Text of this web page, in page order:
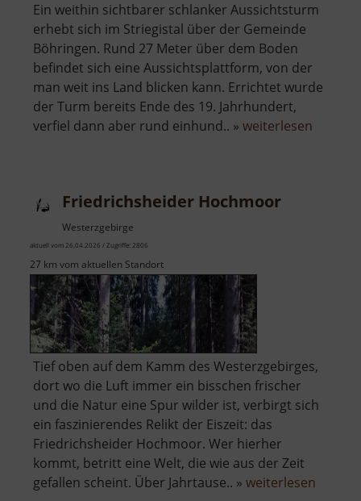
Ein weithin sichtbarer schlanker Aussichtsturm
erhebt sich im Striegistal über der Gemeinde
Böhringen. Rund 27 Meter über dem Boden
befindet sich eine Aussichtsplattform, von der
man weit ins Land blicken kann. Errichtet wurde
der Turm bereits Ende des 19. Jahrhundert,
verfiel dann aber rund einhund.. » weiterlesen
Friedrichsheider Hochmoor
Westerzgebirge
aktuell vom 26.04.2026 / Zugriffe: 2806
27 km vom aktuellen Standort
Tief oben auf dem Kamm des Westerzgebirges,
dort wo die Luft immer ein bisschen frischer
und die Natur eine Spur wilder ist, verbirgt sich
ein faszinierendes Relikt der Eiszeit: das
Friedrichsheider Hochmoor. Wer hierher
kommt, betritt eine Welt, die wie aus der Zeit
gefallen scheint. Über Jahrtause.. » weiterlesen